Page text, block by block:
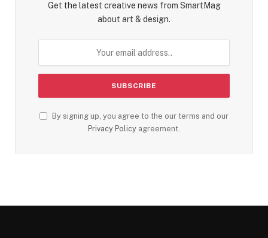
Get the latest creative news from SmartMag
about art & design.
By signing up, you agree to the our terms and our
Privacy Policy agreement.